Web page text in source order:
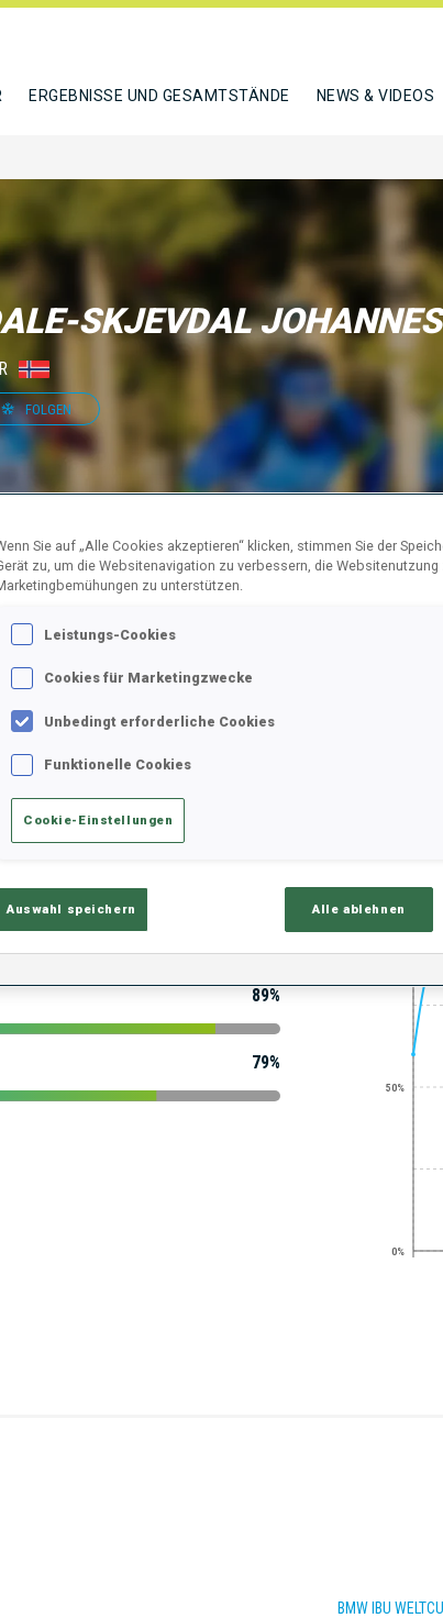
ERGEBNISSE UND GESAMTSTÄNDE NEWS & VIDEOS
SKJEVDAL JOHANNES
FOLGEN
Statistik Ergebnisse und Gesamtstände
89%
79%
0%
50%
BMW IBU
Sie auf „Alle Cookies akzeptieren“ klicken, stimmen Sie der
zu, um die Websitenavigation zu verbessern, die
zu unterstützen.
Leistungs-Cookies
Cookies für Marketingzwecke
Unbedingt erforderliche Cookies
Funktionelle Cookies
Cookie-Einstellungen
Auswahl speichern Alle ablehnen